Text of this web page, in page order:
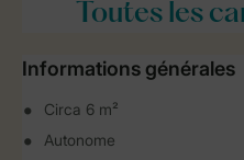
Toutesles
Informations générales
Circa 6 m²
Autonome